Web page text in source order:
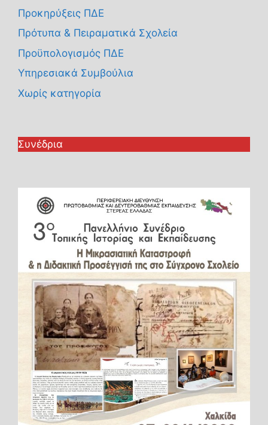
Προκηρύξεις ΠΔΕ
Πρότυπα & Πειραματικά Σχολεία
Προϋπολογισμός ΠΔΕ
Υπηρεσιακά Συμβούλια
Χωρίς κατηγορία
Συνέδρια